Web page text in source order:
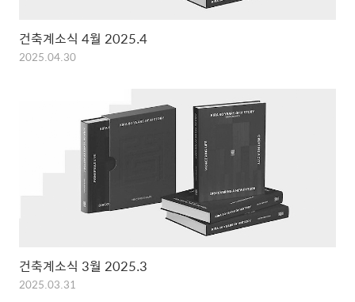
건축계소식 4월 2025.4
2025.04.30
건축계소식 3월 2025.3
2025.03.31